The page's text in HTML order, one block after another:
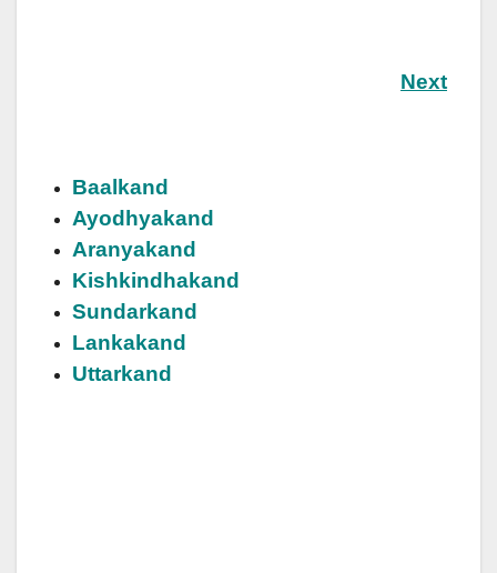
Next
Baalkand
Ayodhyakand
Aranyakand
Kishkindhakand
Sundarkand
Lankakand
Uttarkand